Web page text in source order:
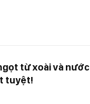
từ xoài và nước
tuyệt!